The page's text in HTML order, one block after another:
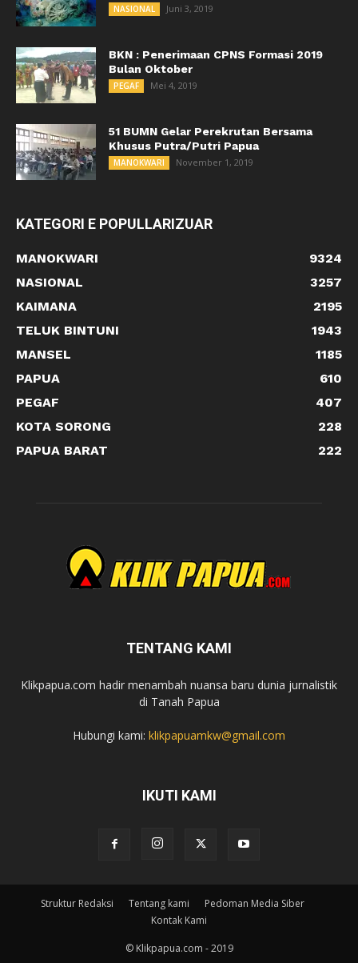
NASIONAL Juni 3, 2019
BKN : Penerimaan CPNS Formasi 2019
Bulan Oktober
PEGAF Mei 4, 2019
51 BUMN Gelar Perekrutan Bersama
Khusus Putra/Putri Papua
MANOKWARI November 1, 2019
KATEGORI E POPULLARIZUAR
MANOKWARI
9324
NASIONAL
3257
KAIMANA
2195
TELUK BINTUNI
1943
MANSEL
1185
PAPUA
610
PEGAF
407
KOTA SORONG
228
PAPUA BARAT
222
TENTANG KAMI
Klikpapua.com hadir menambah nuansa baru dunia jurnalistik
di Tanah Papua
Hubungi kami: klikpapuamkw@gmail.com
IKUTI KAMI
Struktur Redaksi Tentang kami
Pedoman Media Siber
Kontak Kami
© Klikpapua.com - 2019